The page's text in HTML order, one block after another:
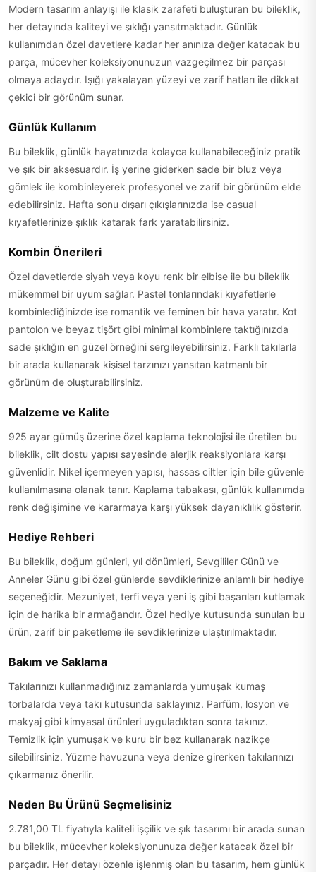
Modern tasarım anlayışı ile klasik zarafeti buluşturan bu bileklik,
her detayında kaliteyi ve şıklığı yansıtmaktadır. Günlük
kullanımdan özel davetlere kadar her anınıza değer katacak bu
parça, mücevher koleksiyonunuzun vazgeçilmez bir parçası
olmaya adaydır. Işığı yakalayan yüzeyi ve zarif hatları ile dikkat
çekici bir görünüm sunar.
Günlük Kullanım
Bu bileklik, günlük hayatınızda kolayca kullanabileceğiniz pratik
ve şık bir aksesuardır. İş yerine giderken sade bir bluz veya
gömlek ile kombinleyerek profesyonel ve zarif bir görünüm elde
edebilirsiniz. Hafta sonu dışarı çıkışlarınızda ise casual
kıyafetlerinize şıklık katarak fark yaratabilirsiniz.
Kombin Önerileri
Özel davetlerde siyah veya koyu renk bir elbise ile bu bileklik
mükemmel bir uyum sağlar. Pastel tonlarındaki kıyafetlerle
kombinlediğinizde ise romantik ve feminen bir hava yaratır. Kot
pantolon ve beyaz tişört gibi minimal kombinlere taktığınızda
sade şıklığın en güzel örneğini sergileyebilirsiniz. Farklı takılarla
bir arada kullanarak kişisel tarzınızı yansıtan katmanlı bir
görünüm de oluşturabilirsiniz.
Malzeme ve Kalite
925 ayar gümüş üzerine özel kaplama teknolojisi ile üretilen bu
bileklik, cilt dostu yapısı sayesinde alerjik reaksiyonlara karşı
güvenlidir. Nikel içermeyen yapısı, hassas ciltler için bile güvenle
kullanılmasına olanak tanır. Kaplama tabakası, günlük kullanımda
renk değişimine ve kararmaya karşı yüksek dayanıklılık gösterir.
Hediye Rehberi
Bu bileklik, doğum günleri, yıl dönümleri, Sevgililer Günü ve
Anneler Günü gibi özel günlerde sevdiklerinize anlamlı bir hediye
seçeneğidir. Mezuniyet, terfi veya yeni iş gibi başarıları kutlamak
için de harika bir armağandır. Özel hediye kutusunda sunulan bu
ürün, zarif bir paketleme ile sevdiklerinize ulaştırılmaktadır.
Bakım ve Saklama
Takılarınızı kullanmadığınız zamanlarda yumuşak kumaş
torbalarda veya takı kutusunda saklayınız. Parfüm, losyon ve
makyaj gibi kimyasal ürünleri uyguladıktan sonra takınız.
Temizlik için yumuşak ve kuru bir bez kullanarak nazikçe
silebilirsiniz. Yüzme havuzuna veya denize girerken takılarınızı
çıkarmanız önerilir.
Neden Bu Ürünü Seçmelisiniz
2.781,00 TL fiyatıyla kaliteli işçilik ve şık tasarımı bir arada sunan
bu bileklik, mücevher koleksiyonunuza değer katacak özel bir
parçadır. Her detayı özenle işlenmiş olan bu tasarım, hem günlük